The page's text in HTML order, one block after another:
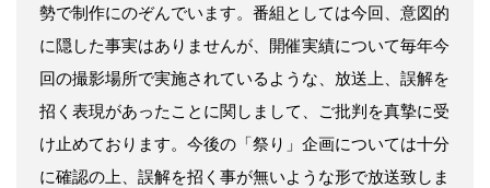
勢で制作にのぞんでいます。番組としては今回、意図的
に隠した事実はありませんが、開催実績について毎年今
回の撮影場所で実施されているような、放送上、誤解を
招く表現があったことに関しまして、ご批判を真摯に受
け⽌めております。今後の「祭り」企画については⼗分
に確認の上、誤解を招く事が無いような形で放送致しま